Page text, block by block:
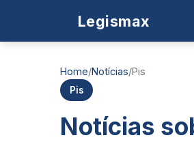
Legismax
Home/Notícias/Pis
Pis
Notícias